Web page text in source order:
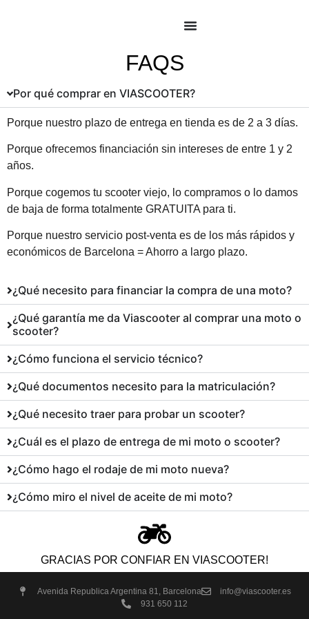
FAQS
Por qué comprar en VIASCOOTER?
Porque nuestro plazo de entrega en tienda es de 2 a 3 días.
Porque ofrecemos financiación sin intereses de entre 1 y 2
años.
Porque cogemos tu scooter viejo, lo compramos o lo damos
de baja de forma totalmente GRATUITA para ti.
Porque nuestro servicio post-venta es de los más rápidos y
económicos de Barcelona = Ahorro a largo plazo.
¿Qué necesito para financiar la compra de una moto?
¿Qué garantía me da Viascooter al comprar una moto o
scooter?
¿Cómo funciona el servicio técnico?
¿Qué documentos necesito para la matriculación?
¿Qué necesito traer para probar un scooter?
¿Cuál es el plazo de entrega de mi moto o scooter?
¿Cómo hago el rodaje de mi moto nueva?
¿Cómo miro el nivel de aceite de mi moto?
GRACIAS POR CONFIAR EN VIASCOOTER!
Avenida Republica Argentina 81, Barcelona
info@viascooter.es
931 650 112